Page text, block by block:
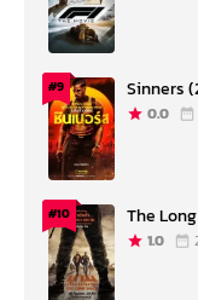
#9 Sinners
0.0
#10 The
1.0